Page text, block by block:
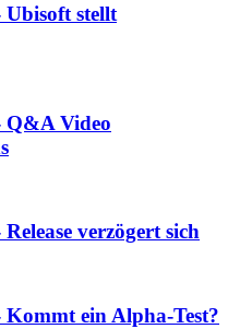
stellt
Q&A Video
verzögert sich
ein Alpha-Test?